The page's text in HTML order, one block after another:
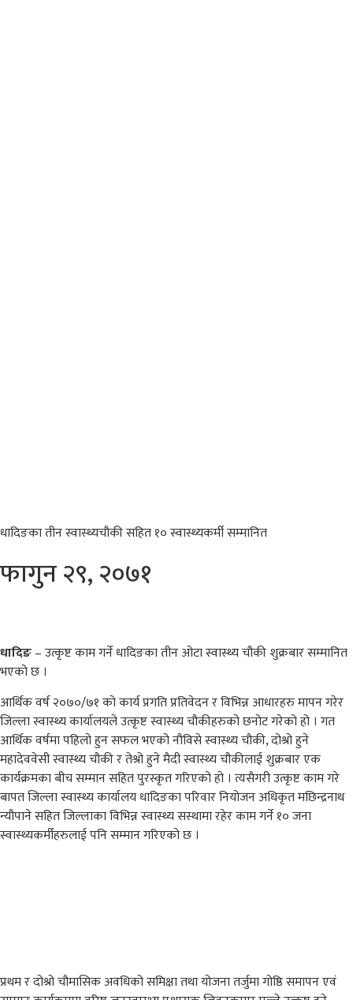
धादिङकातीन स्वास्थ्यचौकी सहित १० स्वास्थ्यकर्मी सम्मानित
फागुन२९, २०७१
धादिङ– उत्कृष्ट काम गर्ने धादिङका तीन ओटा स्वास्थ्य चौकी शुक्रबार सम्मानित
भएको छ ।
आर्थिक वर्ष २०७०/७१ को कार्य प्रगति प्रतिवेदन र विभिन्न आधारहरु मापन गरेर
जिल्ला स्वास्थ्य कार्यालयले उत्कृष्ट स्वास्थ्य चौकीहरुको छनोट गरेको हो । गत
आर्थिक वर्षमा पहिलो हुन सफल भएको नौविसे स्वास्थ्य चौकी, दोश्रो हुने
महादेववेसी स्वास्थ्य चौकी र तेश्रो हुने मैदी स्वास्थ्य चौकीलाई शुक्रबार एक
कार्यक्रमका बीच सम्मान सहित पुरस्कृत गरिएको हो । त्यसैगरी उत्कृष्ट काम गरे
बापत जिल्ला स्वास्थ्य कार्यालय धादिङका परिवार नियोजन अधिकृत मछिन्द्रनाथ
न्यौपाने सहित जिल्लाका विभिन्न स्वास्थ्य सस्थामा रहेर काम गर्ने १० जना
स्वास्थ्यकर्मीहरुलाई पनि सम्मान गरिएको छ ।
प्रथम र दोश्रो चौमासिक अवधिको समिक्षा तथा योजना तर्जुमा गोष्ठि समापन एवं